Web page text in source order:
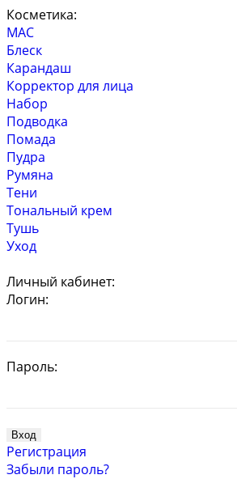
Косметика:
MAC
Блеск
Карандаш
Корректор для лица
Набор
Подводка
Помада
Пудра
Румяна
Тени
Тональный крем
Тушь
Уход
Личный кабинет:
Логин:
Пароль:
Регистрация
Забыли пароль?